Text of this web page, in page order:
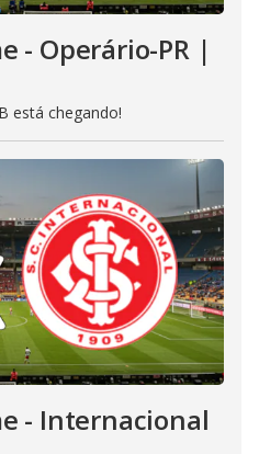
- Operário-PR |
está chegando!
- Internacional